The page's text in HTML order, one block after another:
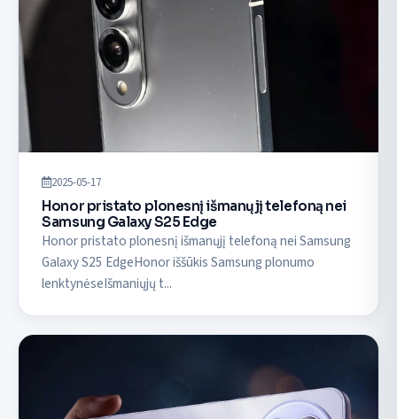
2025-05-17
Honor pristato plonesnį išmanųjį telefoną nei
Samsung Galaxy S25 Edge
Honor pristato plonesnį išmanųjį telefoną nei Samsung
Galaxy S25 EdgeHonor iššūkis Samsung plonumo
lenktynėseIšmaniųjų t...